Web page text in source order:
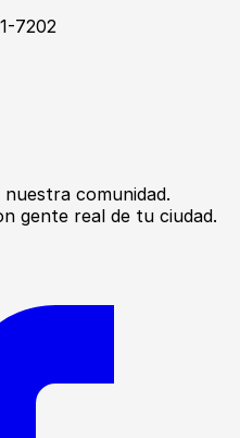
7202
comunidad.
gente real de tu ciudad.